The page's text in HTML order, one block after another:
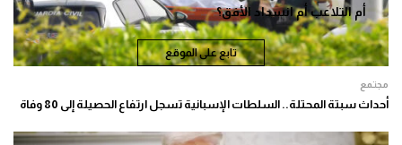
أم التلاعب أم انسداد الأفق؟
تابع على الموقع
مجتمع
أحداث سبتة المحتلة.. السلطات الإسبانية تسجل ارتفاع الحصيلة إلى 80 وفاة